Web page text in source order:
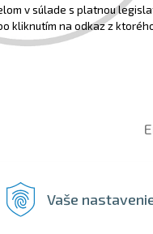
Vaše
v súlade s platnou
kliknutím na odkaz z